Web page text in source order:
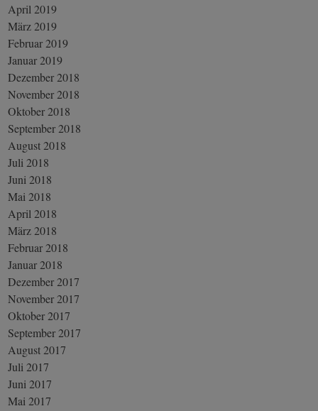
April 2019
März 2019
Februar 2019
Januar 2019
Dezember 2018
November 2018
Oktober 2018
September 2018
August 2018
Juli 2018
Juni 2018
Mai 2018
April 2018
März 2018
Februar 2018
Januar 2018
Dezember 2017
November 2017
Oktober 2017
September 2017
August 2017
Juli 2017
Juni 2017
Mai 2017